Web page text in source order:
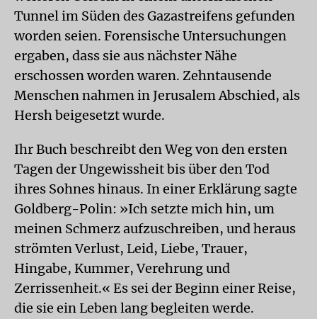
Tunnel im Süden des Gazastreifens gefunden
worden seien. Forensische Untersuchungen
ergaben, dass sie aus nächster Nähe
erschossen worden waren. Zehntausende
Menschen nahmen in Jerusalem Abschied, als
Hersh beigesetzt wurde.
Ihr Buch beschreibt den Weg von den ersten
Tagen der Ungewissheit bis über den Tod
ihres Sohnes hinaus. In einer Erklärung sagte
Goldberg-Polin: »Ich setzte mich hin, um
meinen Schmerz aufzuschreiben, und heraus
strömten Verlust, Leid, Liebe, Trauer,
Hingabe, Kummer, Verehrung und
Zerrissenheit.« Es sei der Beginn einer Reise,
die sie ein Leben lang begleiten werde.